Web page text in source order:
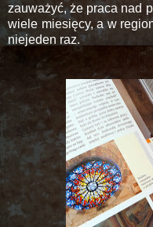
zauważyć, że praca nad
wiele miesięcy, a w
niejeden raz.